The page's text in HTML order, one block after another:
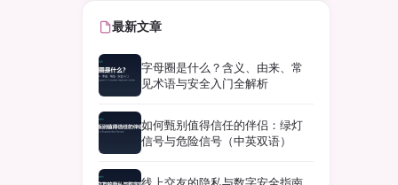
最新文章
字母圈是什么？含义、由来、常
见术语与安全入门全解析
如何甄别值得信任的伴侣：绿灯
信号与危险信号（中英双语）